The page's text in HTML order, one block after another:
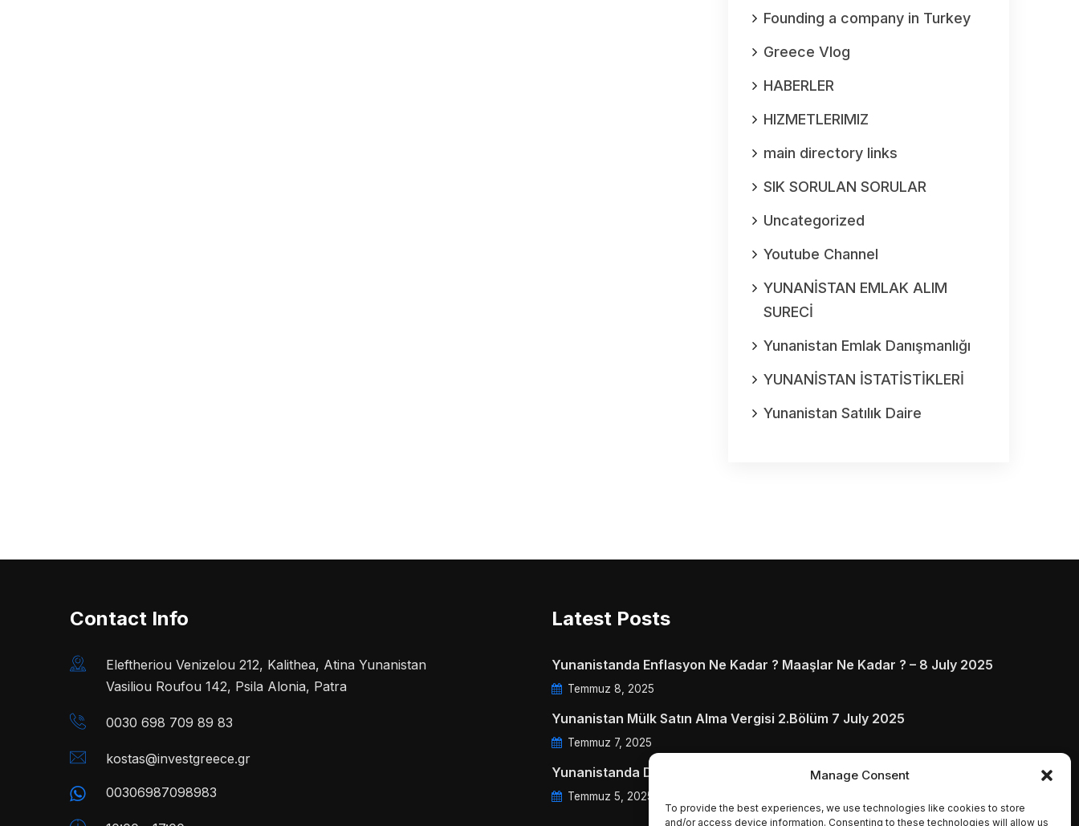
Manage Consent
To provide the best experiences, we use technologies like cookies to store
and/or access device information. Consenting to these technologies will allow us
Founding a company in Turkey
Greece Vlog
HABERLER
HIZMETLERIMIZ
main directory links
SIK SORULAN SORULAR
Uncategorized
Youtube Channel
YUNANİSTAN EMLAK ALIM
SURECİ
Yunanistan Emlak Danışmanlığı
YUNANİSTAN İSTATİSTİKLERİ
Yunanistan Satılık Daire
Contact Info
Eleftheriou Venizelou 212, Kalithea, Atina Yunanistan
Vasiliou Roufou 142, Psila Alonia, Patra
0030 698 709 89 83
kostas@investgreece.gr
00306987098983
Latest Posts
Yunanistanda Enflasyon Ne Kadar ? Maaşlar Ne Kadar ? – 8 July 2025
Temmuz 8, 2025
Yunanistan Mülk Satın Alma Vergisi 2.Bölüm 7 July 2025
Temmuz 7, 2025
Yunanistanda Daire Aidatları ve Ödenmezse Ne Olur 5 July 2025
Temmuz 5, 2025